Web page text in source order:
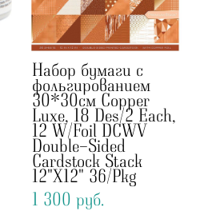
Набор бумаги с
фольгированием
30*30см Copper
Luxe, 18 Des/2 Each,
12 W/Foil DCWV
Double-Sided
Cardstock Stack
12"X12" 36/Pkg
1 300 pуб.